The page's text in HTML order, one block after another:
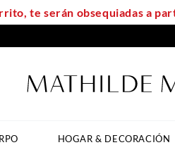
te serán obsequiadas a
HOGAR & DECORACIÓN